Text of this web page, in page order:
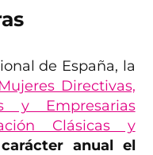
de España, la
Directivas,
y Empresarias
Clásicas y
anual el